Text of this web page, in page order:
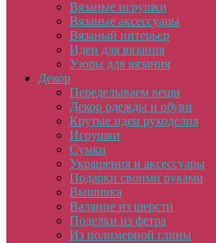
Вязаные игрушки
Вязаные аксессуары
Вязаный интерьер
Идеи для вязания
Узоры для вязания
Декор
Переделываем вещи
Декор одежды и обуви
Крутые идеи рукоделия
Игрушки
Сумки
Украшения и аксессуары
Подарки своими руками
Вышивка
Валяние из шерсти
Поделки из фетра
Из полимерной глины